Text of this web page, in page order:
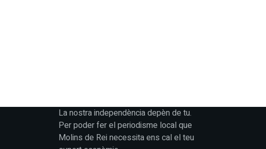
La nostra independència depèn de tu.
Per poder fer el periodisme local que
Molins de Rei necessita ens cal el teu